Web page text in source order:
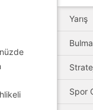
Yarış
Spor